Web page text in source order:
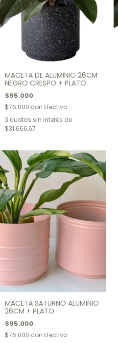
MACETA DE ALUMINIO 26CM
NEGRO CRESPO + PLATO
$95.000
$76.000 con Efectivo
3 cuotas sin interés de
$31.666,67
MACETA SATURNO ALUMINIO
26CM + PLATO
$95.000
$76.000 con Efectivo